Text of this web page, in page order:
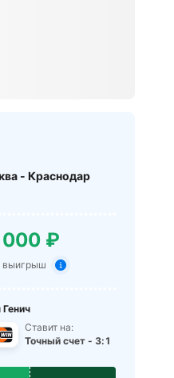
- Краснодар
₽
выигрыш
Ставит на:
Точный счет - 3:1